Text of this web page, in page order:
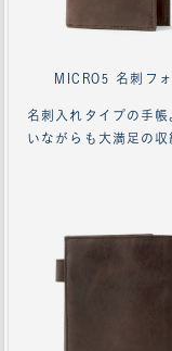
MICRO5 名刺フ
名刺入れタイプの手帳
いながらも大満足の収